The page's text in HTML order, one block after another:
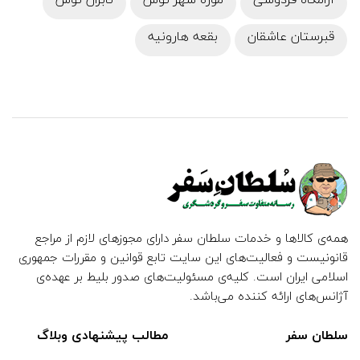
قبرستان عاشقان
بقعه هارونیه
همه‌ی کالاها و خدمات سلطان سفر دارای مجوزهای لازم از مراجع
قانونیست و فعالیت‌های این سایت تابع قوانین و مقررات جمهوری
اسلامی ایران است. کلیه‌ی مسئولیت‌های صدور بلیط بر عهده‌ی
آژانس‌های ارائه کننده می‌باشد.
سلطان سفر مطالب پیشنهادی وبلاگ